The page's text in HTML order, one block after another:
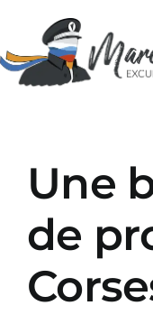
content
Une
de